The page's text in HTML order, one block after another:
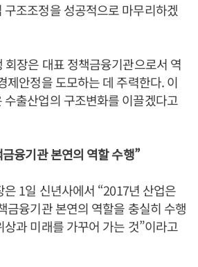
조조정을 성공적으로 마무리하겠
회장은 대표 정책금융기관으로서 역
제안정을 도모하는 데 주력한다. 이
출산업의 구조변화를 이끌겠다고
융기관 본연의 역할 수행”
1일 신년사에서 “2017년 산업은
금융기관 본연의 역할을 충실히 수행
과 미래를 가꾸어 가는 것”이라고